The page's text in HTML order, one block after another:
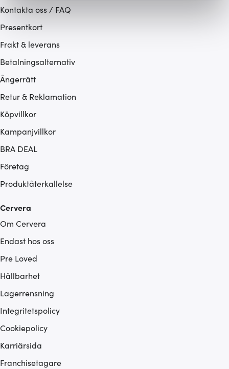
Vi använder cookies för att innehållet och annonserna
ska anpassas efter det som vi tror att du tycker om. Det
hemsidan ännu bättre. Du bestämmer själv vilka cookies
som du vill dela med dig av.
Kontakta oss / FAQ
Presentkort
Frakt & leverans
Betalningsalternativ
Ångerrätt
Retur & Reklamation
Köpvillkor
Kampanjvillkor
BRA DEAL
Företag
Produktåterkallelse
Cervera
Om Cervera
Endast hos oss
Pre Loved
Hållbarhet
Lagerrensning
Integritetspolicy
Cookiepolicy
Karriärsida
Franchisetagare